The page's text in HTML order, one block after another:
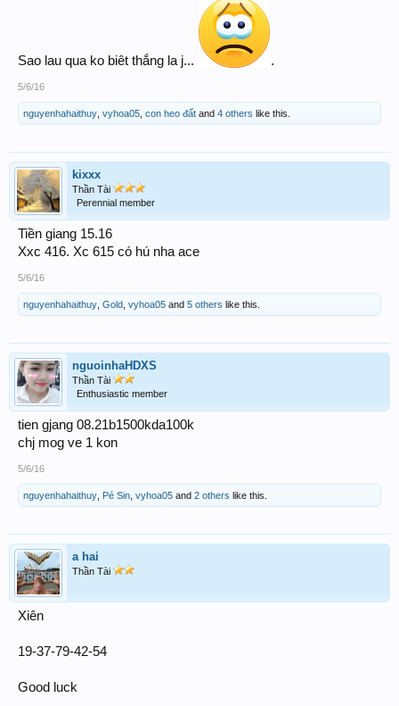
Sao lau qua ko biêt thắng la j... .
5/6/16
nguyenhahaithuy vyhoa05 con heo đất and 4 others like this.
kixxx
Thần Tài
Perennial member
Tiền giang 15.16
Xxc 416. Xc 615 có hú nha ace
5/6/16
nguyenhahaithuy Gold vyhoa05 and 5 others like this.
nguoinhaHDXS
Thần Tài
Enthusiastic member
tien gjang 08.21b1500kda100k
chj mog ve 1 kon
5/6/16
nguyenhahaithuy Pé Sin vyhoa05 and 2 others like this.
a hai
Thần Tài
Xiên
19-37-79-42-54
Good luck